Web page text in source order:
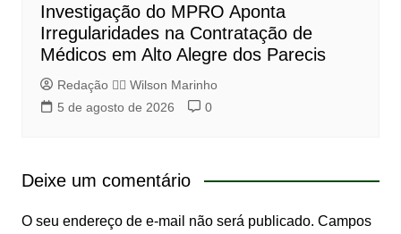
Investigação do MPRO Aponta
Irregularidades na Contratação de
Médicos em Alto Alegre dos Parecis
Redação 👨‍⚖️​ Wilson Marinho
5 de agosto de 2026
0
Deixe um comentário
O seu endereço de e-mail não será publicado. Campos